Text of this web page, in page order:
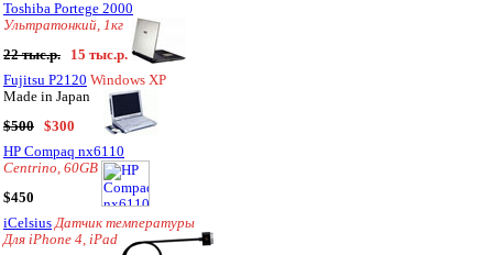
Toshiba Portege 2000
Ультратонкий, 1кг
22 тыс.р.
15 тыс.р.
Fujitsu P2120 Windows XP
Made in Japan
$500
$300
HP Compaq nx6110
Centrino, 60GB
$450
iCelsius Датчик температуры
Для iPhone 4, iPad